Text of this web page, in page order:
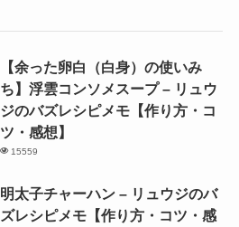
【余った卵白（白身）の使いみ
ち】浮雲コンソメスープ – リュウ
ジのバズレシピメモ【作り方・コ
ツ・感想】
15559
明太子チャーハン – リュウジのバ
ズレシピメモ【作り方・コツ・感